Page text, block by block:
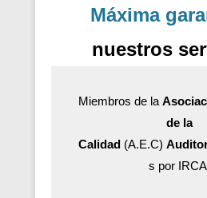
Máxima
nuestros
Miembros de la
de la
Calidad(A.E.C)
s por